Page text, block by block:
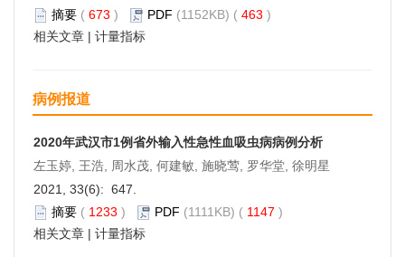
摘要 ( 673 ) PDF (1152KB) ( 463 )
相关文章 | 计量指标
病例报道
2020年武汉市1例省外输入性急性血吸虫病病例分析
左玉婷, 王浩, 周水茂, 何建敏, 施晓莺, 罗华堂, 徐明星
2021, 33(6): 647.
摘要 ( 1233 ) PDF (1111KB) ( 1147 )
相关文章 | 计量指标